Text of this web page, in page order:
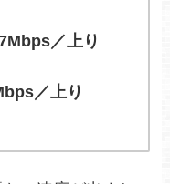
／上り
／上り